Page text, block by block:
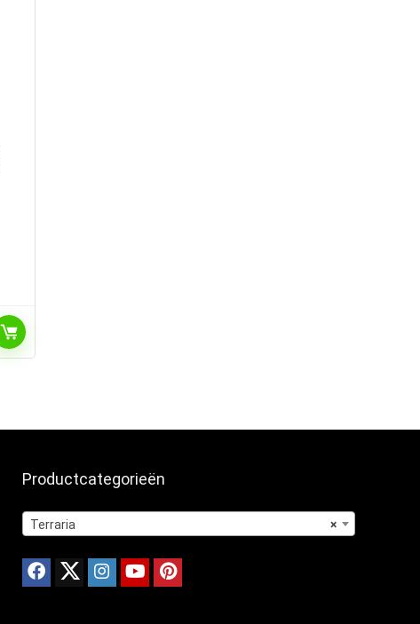
Productcategorieën
×
Terraria